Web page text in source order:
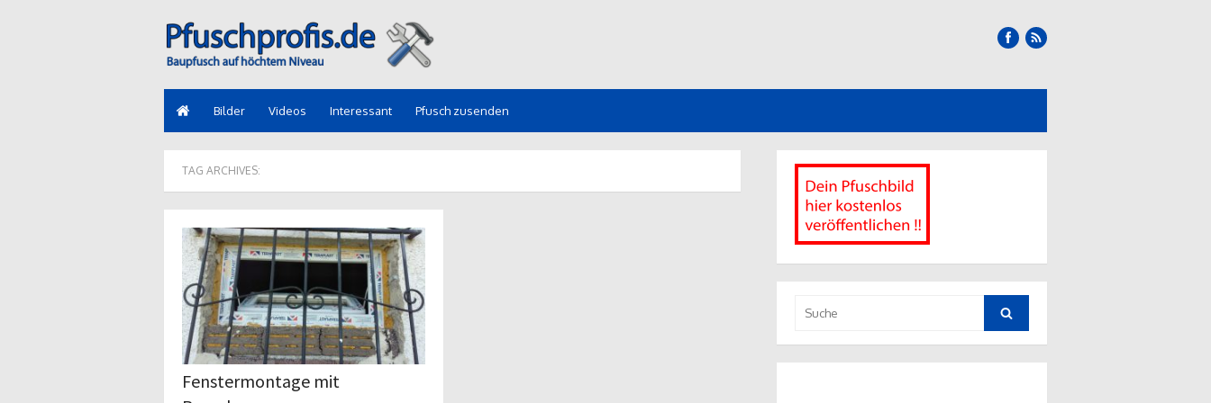
Bilder Videos Interessant Pfusch zusenden
TAG ARCHIVES:
Fenstermontage mit
nach:
Suche